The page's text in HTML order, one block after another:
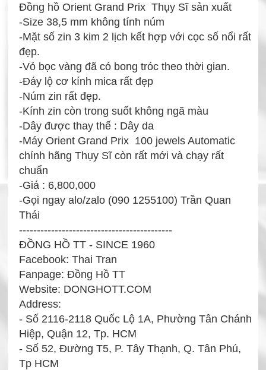
Đồng hồ Orient Grand Prix Thụy Sĩ sản xuất
-Size 38,5 mm không tính núm
-Mặt số zin 3 kim 2 lịch kết hợp với cọc số nổi rất
đẹp.
-Vỏ bọc vàng đã có bong tróc theo thời gian.
-Đáy lộ cơ kính mica rất đẹp
-Núm zin rất đẹp.
-Kính zin còn trong suốt không ngã màu
-Dây được thay thế : Dây da
-Máy Orient Grand Prix 100 jewels Automatic
chính hãng Thụy Sĩ còn rất mới và chạy rất
chuẩn
-Giá : 6,800,000
-Gọi ngay alo/zalo (090 1255100) Trần Quan
Thái
-------------------------------------------
ĐỒNG HỒ TT - SINCE 1960
Facebook: Thai Tran
Fanpage: Đồng Hồ TT
Website: DONGHOTT.COM
Address:
- Số 2116-2118 Quốc Lộ 1A, Phường Tân Chánh
Hiệp, Quận 12, Tp. HCM
- Số 52, Đường T5, P. Tây Thạnh, Q. Tân Phú,
Tp HCM